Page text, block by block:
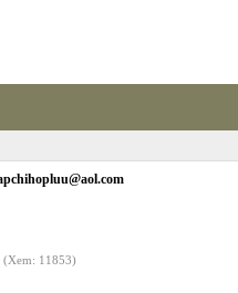
(Xem: 11853)